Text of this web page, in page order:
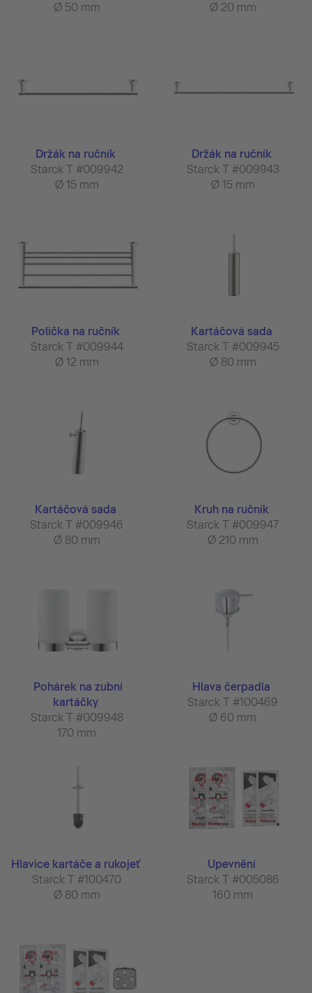
Ø 50 mm
Ø 20 mm
Držák na ručník
Starck T #009942
Ø 15 mm
Držák na ručník
Starck T #009943
Ø 15 mm
Polička na ručník
Starck T #009944
Ø 12 mm
Kartáčová sada
Starck T #009945
Ø 80 mm
Kartáčová sada
Starck T #009946
Ø 80 mm
Kruh na ručník
Starck T #009947
Ø 210 mm
Pohárek na zubní
kartáčky
Starck T #009948
170 mm
Hlava čerpadla
Starck T #100469
Ø 60 mm
Hlavice kartáče a rukojeť
Starck T #100470
Ø 80 mm
Upevnění
Starck T #005086
160 mm